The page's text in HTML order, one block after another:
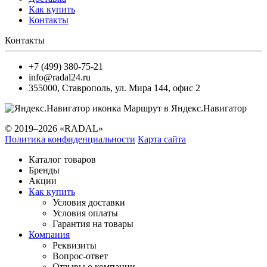
Как купить
Контакты
Контакты
+7 (499) 380-75-21
info@radal24.ru
355000, Ставрополь, ул. Мира 144, офис 2
Маршрут в Яндекс.Навигатор
© 2019–2026 «RADAL»
Политика конфиденциальности Карта сайта
Каталог товаров
Бренды
Акции
Как купить
Условия доставки
Условия оплаты
Гарантия на товары
Компания
Реквизиты
Вопрос-ответ